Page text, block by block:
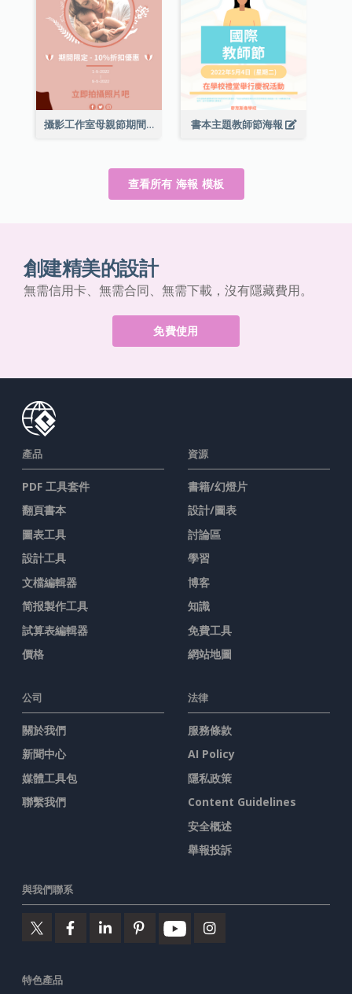
攝影工作室母親節期間限定優惠宣傳海報 書本主題教師節海報
查看所有 海報 模板
創建精美的設計
無需信用卡、無需合同、無需下載，沒有隱藏費用。
免費使用
產品
PDF 工具套件
翻頁書本
圖表工具
設計工具
文檔編輯器
简报製作工具
試算表編輯器
價格
資源
書籍/幻燈片
設計/圖表
討論區
學習
博客
知識
免費工具
網站地圖
公司
關於我們
新聞中心
媒體工具包
聯繫我們
法律
服務條款
AI Policy
隱私政策
Content Guidelines
安全概述
舉報投訴
與我們聯系
特色產品